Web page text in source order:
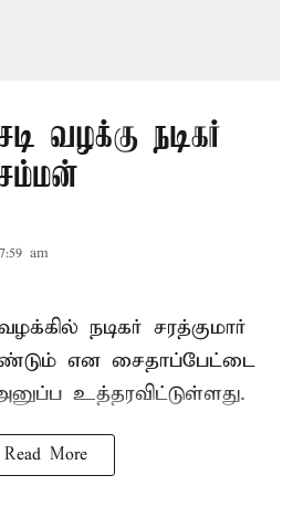
வழக்கு நடிகர்
சம்மன்
am
நடிகர் சரத்குமார்
என சைதாப்பேட்டை
உத்தரவிட்டுள்ளது.
Read More